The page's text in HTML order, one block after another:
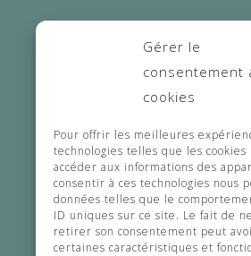
Gérer le
consentement
cookies
Pour offrir les meilleures
technologies telles que les
accéder aux informations des
consentir à ces technologies
données telles que le
ID uniques sur ce site. Le fait de
retirer son consentement peut
certaines caractéristiques et
info@lea-sage-
0498 54 33 46